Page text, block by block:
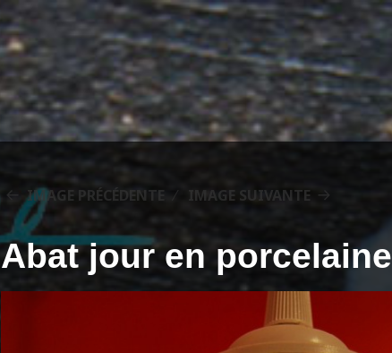
IMAGE PRÉCÉDENTE IMAGE SUIVANTE
Abat jour en porcelaine